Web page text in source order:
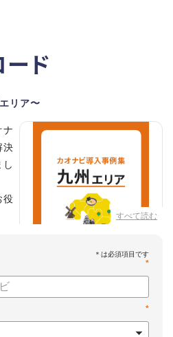
ド
リア〜
すべて読む
決
役
*
*